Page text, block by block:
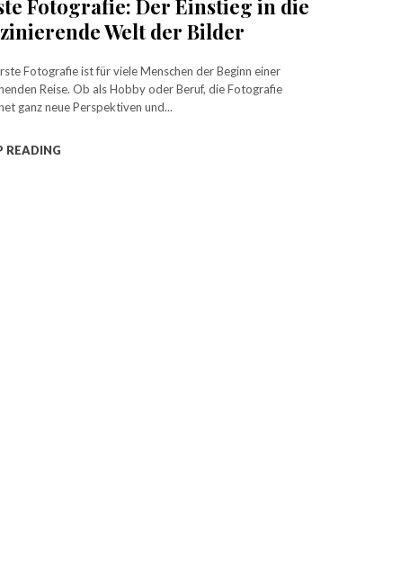
Fotografie: Der Einstieg in die
Welt der Bilder
Fotografie ist für viele Menschen der Beginn einer
Reise. Ob als Hobby oder Beruf, die Fotografie
ganz neue Perspektiven und...
READING